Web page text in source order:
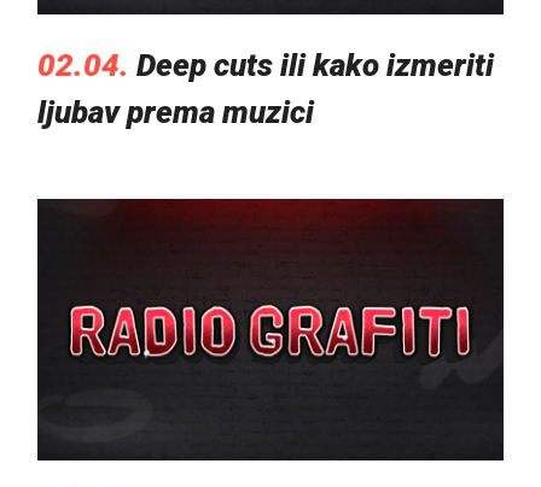
02.04. Deep cuts ili kako izmeriti
ljubav prema muzici